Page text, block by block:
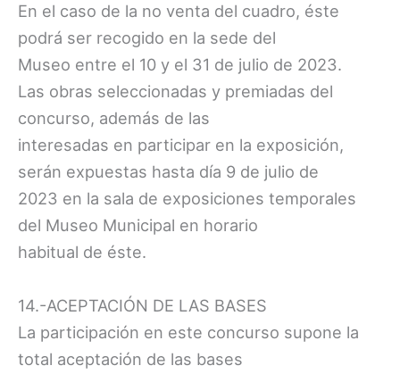
En el caso de la no venta del cuadro, éste
podrá ser recogido en la sede del
Museo entre el 10 y el 31 de julio de 2023.
Las obras seleccionadas y premiadas del
concurso, además de las
interesadas en participar en la exposición,
serán expuestas hasta día 9 de julio de
2023 en la sala de exposiciones temporales
del Museo Municipal en horario
habitual de éste.
14.-ACEPTACIÓN DE LAS BASES
La participación en este concurso supone la
total aceptación de las bases